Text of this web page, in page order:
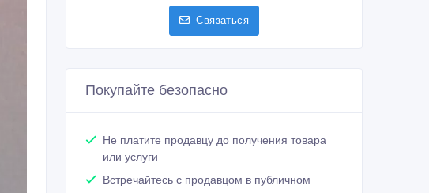
Связаться
Покупайте безопасно
Не платите продавцу до получения товара
или услуги
Встречайтесь с продавцом в публичном